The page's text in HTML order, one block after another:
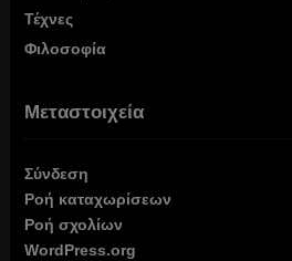
Τέχνες
Φιλοσοφία
Μεταστοιχεία
Σύνδεση
Ροή καταχωρίσεων
Ροή σχολίων
WordPress.org